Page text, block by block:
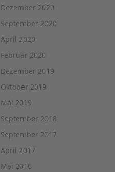
Dezember 2020
September 2020
April 2020
Februar 2020
Dezember 2019
Oktober 2019
Mai 2019
September 2018
September 2017
April 2017
Mai 2016